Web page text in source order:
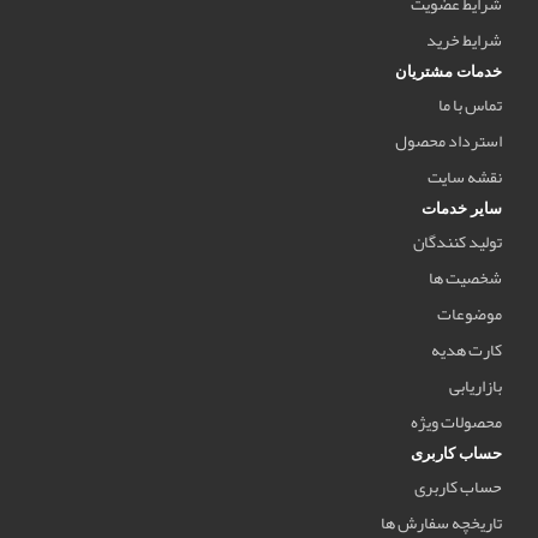
شرایط خرید
خدمات مشتریان
تماس با ما
استرداد محصول
نقشه سایت
سایر خدمات
تولید کنندگان
شخصیت ها
موضوعات
کارت هدیه
بازاریابی
محصولات ویژه
حساب کاربری
حساب کاربری
تاریخچه سفارش ها